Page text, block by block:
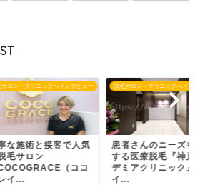
サロン・クリニックへインタビュー
さんのニーズを追及
医療脱毛『神戸アカ
ミアクリニック』へ
脱毛サロン・クリニックへイン
技術にこだわる新宿
毛サロン『Epilage
ピラージュ）』へ...